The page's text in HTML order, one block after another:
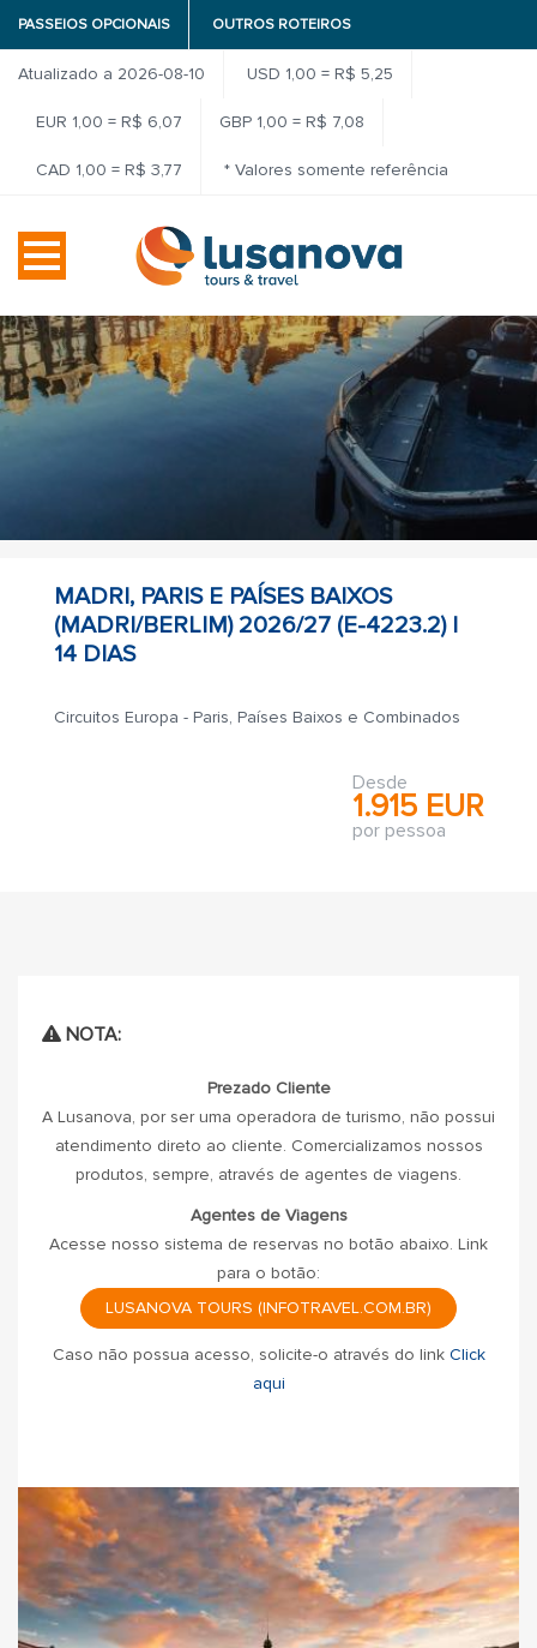
PASSEIOS OPCIONAIS OUTROS ROTEIROS
Atualizado a 2026-08-10 USD 1,00 = R$ 5,25
EUR 1,00 = R$ 6,07 GBP 1,00 = R$ 7,08
CAD 1,00 = R$ 3,77 * Valores somente referência
MADRI, PARIS E PAÍSES BAIXOS
(MADRI/BERLIM) 2026/27 (E-4223.2) |
14 DIAS
Circuitos Europa - Paris, Países Baixos e Combinados
Desde
1.915 EUR
por pessoa
NOTA:
Prezado Cliente
A Lusanova, por ser uma operadora de turismo, não possui
atendimento direto ao cliente. Comercializamos nossos
produtos, sempre, através de agentes de viagens.
Agentes de Viagens
Acesse nosso sistema de reservas no botão abaixo. Link
para o botão:
LUSANOVA TOURS (INFOTRAVEL.COM.BR)
Caso não possua acesso, solicite-o através do link Click
aqui